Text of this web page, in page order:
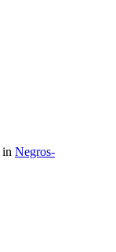
in Negros-